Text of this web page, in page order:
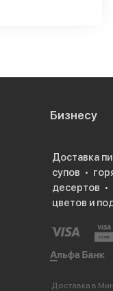
Бизнесу
Доставка
супов
десертов
цветов и
Доставка в